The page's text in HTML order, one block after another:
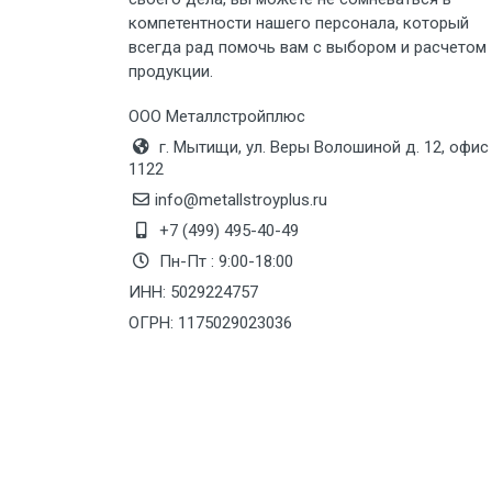
Груз до 6 м, вес до 10 тн
Груз до 12 м, вес до 20 тн
Манипулятор до 6 м, вес до 8 тн
компетентности нашего персонала, который
всегда рад помочь вам с выбором и расчетом
продукции.
ООО Металлстройплюс
г. Мытищи, ул. Веры Волошиной д. 12, офис
1122
info@metallstroyplus.ru
+7 (499) 495-40-49
Пн-Пт : 9:00-18:00
ИНН: 5029224757
ОГРН: 1175029023036